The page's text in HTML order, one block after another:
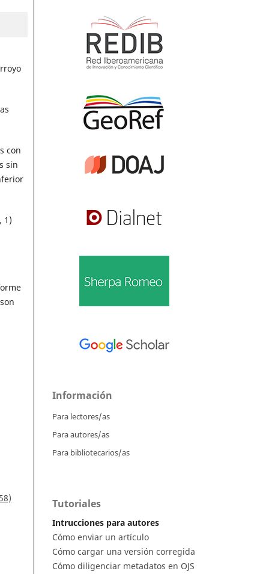
con
sin
1)
Información
Para lectores/as
Para autores/as
Para bibliotecarios/as
Tutoriales
Intrucciones para autores
Cómo enviar un artículo
Cómo cargar una versión corregida
Cómo diligenciar metadatos en OJS